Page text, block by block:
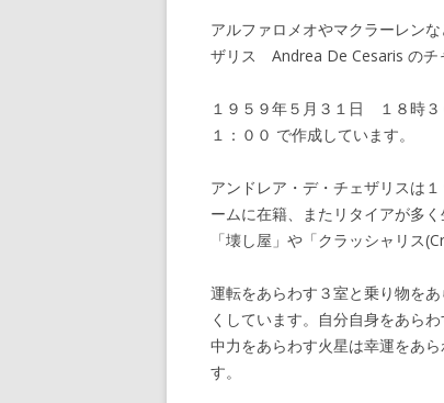
アルファロメオやマクラーレン
ザリス Andrea De Cesaris のチ
１９５９年５月３１日 １８時
１：００ で作成しています。
アンドレア・デ・チェザリスは
ームに在籍、またリタイアが多
「壊し屋」や「クラッシャリス
運転をあらわす３室と乗り物を
くしています。自分自身をあら
中力をあらわす火星は幸運をあ
す。